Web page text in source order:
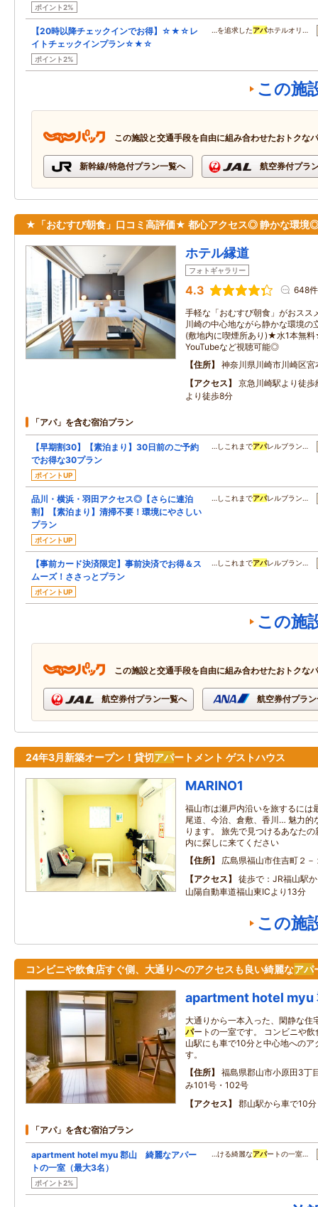
ポイント2%
【20時以降チェックインでお得】☆★☆レ
イトチェックインプラン☆★☆
ポイント2%
…を追求したアパホテルオリ…
この施
この施設と交通手段を自由に組み合わせたおトクな
新幹線/特急付プラン一覧へ 航空券付プラ
★「おむすび朝食」口コミ高評価★ 都心アクセス◎ 静かな環境
ホテル縁道
フォトギャラリー
4.3 648件
手軽な「おむすび朝食」がおスス
川崎の中心地ながら静かな環境
(敷地内に喫煙所あり)★水1本無
YouTubeなど視聴可能◎
住所
神奈川県川崎市川崎区宮
アクセス
京急川崎駅より徒
より徒歩8分
「アパ」を含む宿泊プラン
【早期割30】【素泊まり】30日前のご予約
でお得な30プラン
ポイントUP
…しこれまでアパレルブラン…
品川・横浜・羽田アクセス◎【さらに連泊
割】【素泊まり】清掃不要！環境にやさしい
プラン
ポイントUP
…しこれまでアパレルブラン…
【事前カード決済限定】事前決済でお得＆ス
ムーズ！ささっとプラン
ポイントUP
…しこれまでアパレルブラン…
この施
この施設と交通手段を自由に組み合わせたおトクな
航空券付プラン一覧へ 航空券付プラ
24年3月新築オープン！貸切アパートメント ゲストハウス
MARINO1
福山市は瀬戸内沿いを旅するには
尾道、今治、倉敷、香川… 魅力的
ります。 旅先で見つけるあなた
内に探しに来てください
住所
広島県福山市住吉町２－
アクセス
徒歩で：JR福山駅
山陽自動車道福山東ICより13分
この施
コンビニや飲食店すぐ側、大通りへのアクセスも良い綺麗なアパ
apartment hotel myu
大通りから一本入った、閑静な住
パートの一室です。 コンビニや
山駅にも車で10分と中心地への
す。
住所
福島県郡山市小原田3丁
み101号・102号
アクセス
郡山駅から車で10分
「アパ」を含む宿泊プラン
apartment hotel myu 郡山 綺麗なアパー
トの一室（最大3名）
ポイント2%
…ける綺麗なアパートの一室…